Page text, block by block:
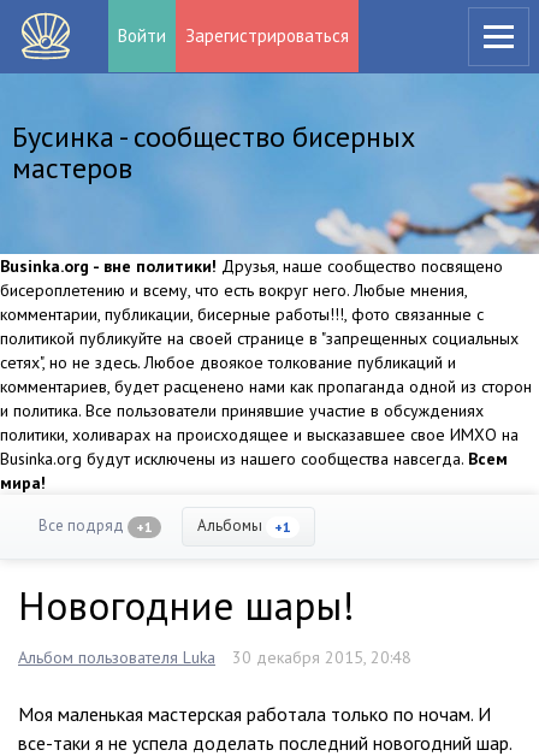
Войти Зарегистрироваться
Бусинка - сообщество бисерных
мастеров
Businka.org - вне политики! Друзья, наше сообщество посвящено
бисероплетению и всему, что есть вокруг него. Любые мнения,
комментарии, публикации, бисерные работы!!!, фото связанные с
политикой публикуйте на своей странице в "запрещенных социальных
сетях", но не здесь. Любое двоякое толкование публикаций и
комментариев, будет расценено нами как пропаганда одной из сторон
и политика. Все пользователи принявшие участие в обсуждениях
политики, холиварах на происходящее и высказавшее свое ИМХО на
Businka.org будут исключены из нашего сообщества навсегда. Всем
мира!
Все подряд +1 Альбомы +1
Новогодние шары!
Альбом пользователя Luka 30 декабря 2015, 20:48
Моя маленькая мастерская работала только по ночам. И
все-таки я не успела доделать последний новогодний шар.